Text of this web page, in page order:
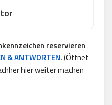
reservieren
& ANTWORTEN.(Öffnet
hier weiter machen